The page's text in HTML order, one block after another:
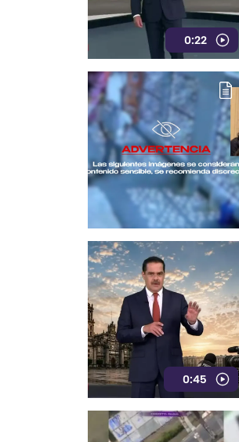
0:22
0:45